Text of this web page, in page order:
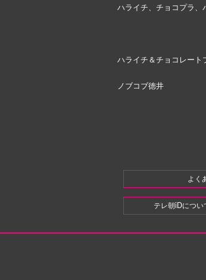
ハライチ、チョコプラ、
ハライチ＆チョコレート
ノブコブ徳井
よく
テレ朝iDについ